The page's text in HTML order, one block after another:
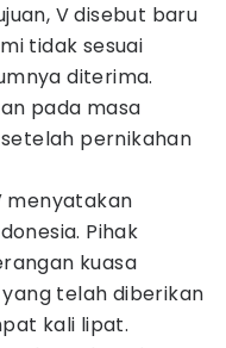
V disebut baru
tidak sesuai
diterima.
pada masa
pernikahan
menyatakan
Pihak
kuasa
telah diberikan
kali lipat.